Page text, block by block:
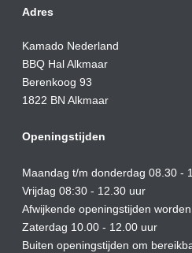
Adres
Kamado Nederland
BBQ Hal Alkmaar
Berenkoog 93
1822 BN Alkmaar
Openingstijden
Maandag t/m donderdag 08.30 -
Vrijdag 08:30 - 12.30 uur
Afwijkende openingstijden
Zaterdag 10.00 - 12.00 uur
Buiten openingstijden om